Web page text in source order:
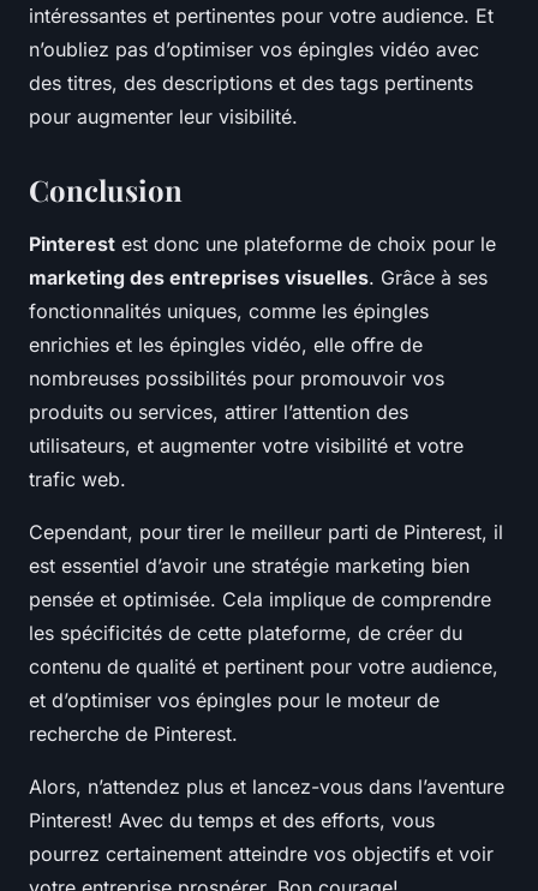
intéressantes et pertinentes pour votre audience. Et
n’oubliez pas d’optimiser vos épingles vidéo avec
des titres, des descriptions et des tags pertinents
pour augmenter leur visibilité.
Conclusion
Pinterest est donc une plateforme de choix pour le
marketing des entreprises visuelles. Grâce à ses
fonctionnalités uniques, comme les épingles
enrichies et les épingles vidéo, elle offre de
nombreuses possibilités pour promouvoir vos
produits ou services, attirer l’attention des
utilisateurs, et augmenter votre visibilité et votre
trafic web.
Cependant, pour tirer le meilleur parti de Pinterest, il
est essentiel d’avoir une stratégie marketing bien
pensée et optimisée. Cela implique de comprendre
les spécificités de cette plateforme, de créer du
contenu de qualité et pertinent pour votre audience,
et d’optimiser vos épingles pour le moteur de
recherche de Pinterest.
Alors, n’attendez plus et lancez-vous dans l’aventure
Pinterest! Avec du temps et des efforts, vous
pourrez certainement atteindre vos objectifs et voir